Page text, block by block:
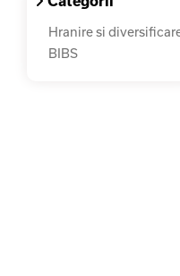
Hranire si
BIBS